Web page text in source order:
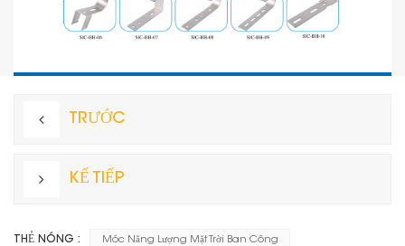
TRƯỚC
KẾ TIẾP
THẺ NÓNG : Móc Năng Lượng Mặt Trời Ban Công